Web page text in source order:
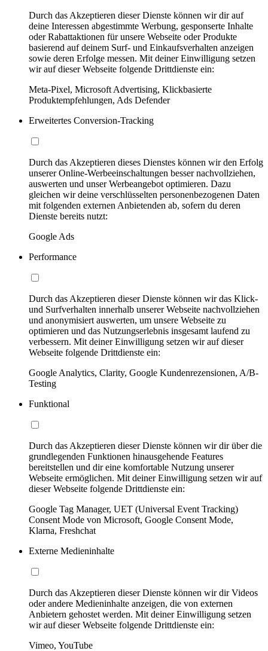
Durch das Akzeptieren dieser Dienste können wir dir auf
deine Interessen abgestimmte Werbung, gesponserte Inhalte
oder Rabattaktionen für unsere Webseite oder Produkte
basierend auf deinem Surf- und Einkaufsverhalten anzeigen
sowie deren Erfolge messen. Mit deiner Einwilligung setzen
wir auf dieser Webseite folgende Drittdienste ein:
Meta-Pixel, Microsoft Advertising, Klickbasierte
Produktempfehlungen, Ads Defender
Erweitertes Conversion-Tracking
Durch das Akzeptieren dieses Dienstes können wir den Erfolg
unserer Online-Werbeeinschaltungen besser nachvollziehen,
auswerten und unser Werbeangebot optimieren. Dazu
gleichen wir deine verschlüsselten personenbezogenen Daten
mit folgenden externen Anbietenden ab, sofern du deren
Dienste bereits nutzt:
Google Ads
Performance
Durch das Akzeptieren dieser Dienste können wir das Klick-
und Surfverhalten innerhalb unserer Webseite nachvollziehen
und anonymisiert auswerten, um unsere Webseite zu
optimieren und das Nutzungserlebnis insgesamt laufend zu
verbessern. Mit deiner Einwilligung setzen wir auf dieser
Webseite folgende Drittdienste ein:
Google Analytics, Clarity, Google Kundenrezensionen, A/B-
Testing
Funktional
Durch das Akzeptieren dieser Dienste können wir dir über die
grundlegenden Funktionen hinausgehende Features
bereitstellen und dir eine komfortable Nutzung unserer
Webseite ermöglichen. Mit deiner Einwilligung setzen wir auf
dieser Webseite folgende Drittdienste ein:
Google Tag Manager, UET (Universal Event Tracking)
Consent Mode von Microsoft, Google Consent Mode,
Klarna, Freshchat
Externe Medieninhalte
Durch das Akzeptieren dieser Dienste können wir dir Videos
oder andere Medieninhalte anzeigen, die von externen
Anbietern gehostet werden. Mit deiner Einwilligung setzen
wir auf dieser Webseite folgende Drittdienste ein:
Vimeo, YouTube